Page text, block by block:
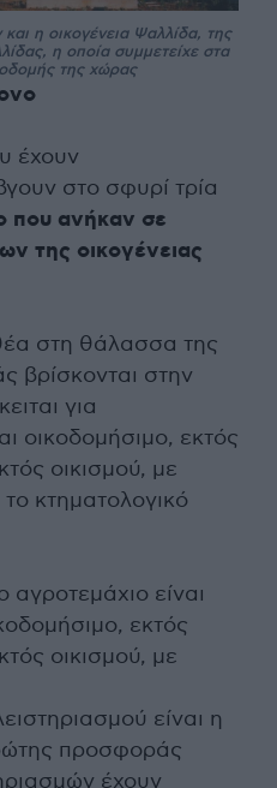
η οικογένεια Ψαλλίδα, της
η οποία συμμετείχε στα
της χώρας
έχουν
στο σφυρί τρία
που ανήκαν σε
της οικογένειας
στη θάλασσα της
βρίσκονται στην
για
οικοδομήσιμο, εκτός
οικισμού, με
κτηματολογικό
αγροτεμάχιο είναι
εκτός
οικισμού, με
είναι η
προσφοράς
έχουν